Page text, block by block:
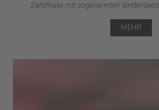
Zertifikate mit sogenannten
MEHR